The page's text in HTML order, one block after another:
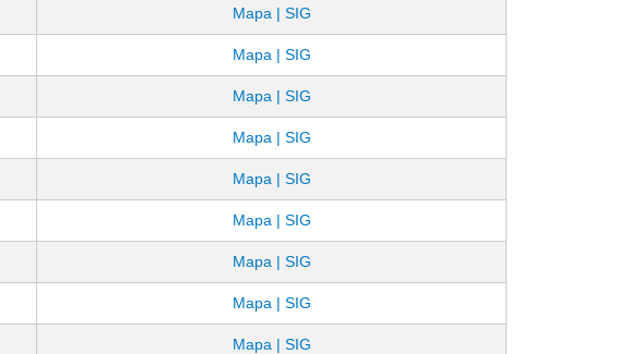
Mapa | SIG
Mapa | SIG
Mapa | SIG
Mapa | SIG
Mapa | SIG
Mapa | SIG
Mapa | SIG
Mapa | SIG
Mapa | SIG